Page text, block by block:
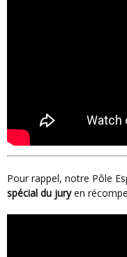
Pour rappel, notre Pôle
spécial du juryen